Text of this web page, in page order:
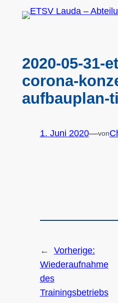
2020-05-31-
corona-
aufbauplan-
1. Juni 2020—von
←
Vorherige:
Wiederaufnahme
des
Trainingsbetriebs